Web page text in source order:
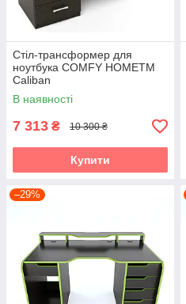
Стіл-трансформер для
ноутбука COMFY HOMETM
Caliban
В наявності
7 313 ₴ 10 300 ₴
Купити
–29%